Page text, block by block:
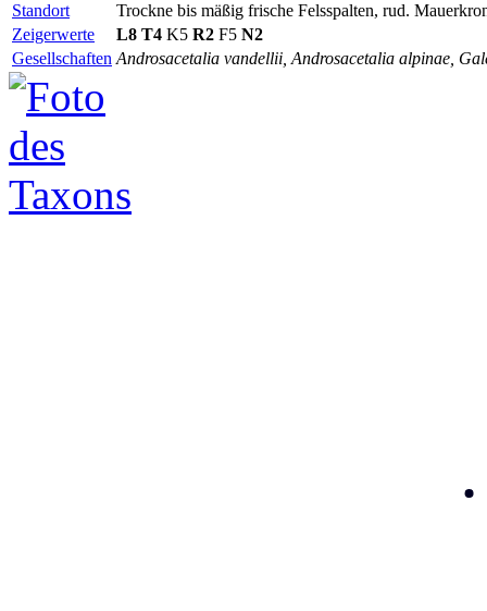
Standort
Trockne bis mäßig frische Felsspalten, rud.
Zeigerwerte
L8 T4 K5 R2 F5 N2
Gesellschaften Androsacetalia vandellii, Androsacetalia alpinae,